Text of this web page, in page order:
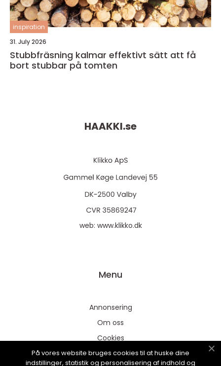
inspiration
31. July 2026
Stubbfräsning kalmar effektivt sätt att få
bort stubbar på tomten
HAAKKI.se
web: www.klikko.dk
Menu
Annonsering
Om oss
Cookies
Kontakta oss
På vores website bruges cookies til at huske dine
indstillinger, statistik og personalisering af indhold og